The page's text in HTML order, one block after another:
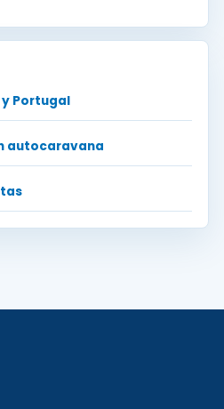
Portugal
autocaravana